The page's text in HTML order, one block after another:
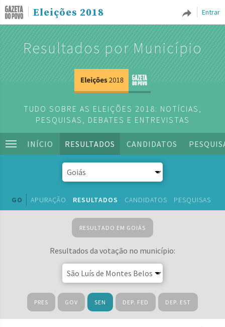
Entrar
Eleições 2018
Resultados por Município
TUDO SOBRE AS ELEIÇÕES 2018: NOTÍCIAS,
PESQUISAS, DEBATES E ENTREVISTAS
INÍCIO RESULTADOS CANDIDATOS
GO APURAÇÃO RESULTADOS CANDIDATOS PESQUISAS
RESULTADO EM GOIÁS
Resultados da votação no município:
PRES GOV SEN DEP. FED DEP. EST